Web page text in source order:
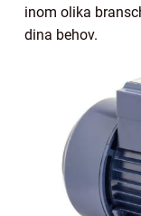
inom olika
dina behov.